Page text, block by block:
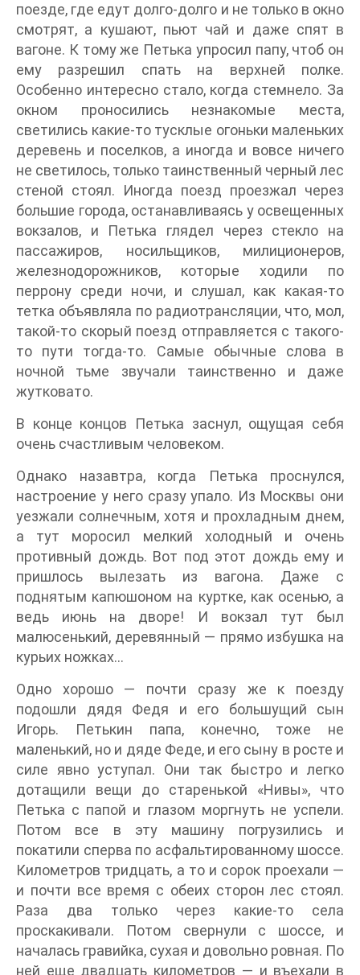
поезде, где едут долго-долго и не только в окно
смотрят, а кушают, пьют чай и даже спят в
вагоне. К тому же Петька упросил папу, чтоб он
ему разрешил спать на верхней полке.
Особенно интересно стало, когда стемнело. За
окном проносились незнакомые места,
светились какие-то тусклые огоньки маленьких
деревень и поселков, а иногда и вовсе ничего
не светилось, только таинственный черный лес
стеной стоял. Иногда поезд проезжал через
большие города, останавливаясь у освещенных
вокзалов, и Петька глядел через стекло на
пассажиров, носильщиков, милиционеров,
железнодорожников, которые ходили по
перрону среди ночи, и слушал, как какая-то
тетка объявляла по радиотрансляции, что, мол,
такой-то скорый поезд отправляется с такого-
то пути тогда-то. Самые обычные слова в
ночной тьме звучали таинственно и даже
жутковато.
В конце концов Петька заснул, ощущая себя
очень счастливым человеком.
Однако назавтра, когда Петька проснулся,
настроение у него сразу упало. Из Москвы они
уезжали солнечным, хотя и прохладным днем,
а тут моросил мелкий холодный и очень
противный дождь. Вот под этот дождь ему и
пришлось вылезать из вагона. Даже с
поднятым капюшоном на куртке, как осенью, а
ведь июнь на дворе! И вокзал тут был
малюсенький, деревянный — прямо избушка на
курьих ножках…
Одно хорошо — почти сразу же к поезду
подошли дядя Федя и его большущий сын
Игорь. Петькин папа, конечно, тоже не
маленький, но и дяде Феде, и его сыну в росте и
силе явно уступал. Они так быстро и легко
дотащили вещи до старенькой «Нивы», что
Петька с папой и глазом моргнуть не успели.
Потом все в эту машину погрузились и
покатили сперва по асфальтированному шоссе.
Километров тридцать, а то и сорок проехали —
и почти все время с обеих сторон лес стоял.
Раза два только через какие-то села
проскакивали. Потом свернули с шоссе, и
началась гравийка, сухая и довольно ровная. По
ней еще двадцать километров — и въехали в